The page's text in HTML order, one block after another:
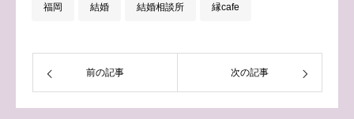
福岡 結婚 結婚相談所 縁cafe
前の記事 次の記事